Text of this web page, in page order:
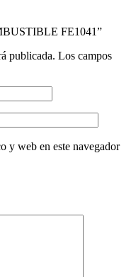
FE1041”
publicada. Los campos
y web en este navegador